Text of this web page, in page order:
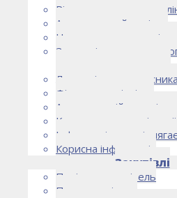
Рішення органу
Аудиторський комітет
Нормативно-правові
Загальні умови
Лист очікувань власника
Фінансова звітність
Антикорупційна політика
Кодекс етики та ділової
Інформація, що
Корисна інформація
Закупівлі
Політика закупівель
План закупівель